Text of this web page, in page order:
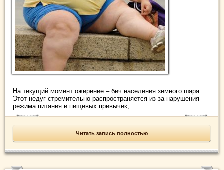
На текущий момент ожирение – бич населения земного шара.
Этот недуг стремительно распространяется из-за нарушения
режима питания и пищевых привычек, ...
Читать запись полностью